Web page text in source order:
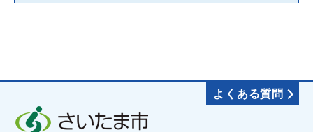
よくある質問